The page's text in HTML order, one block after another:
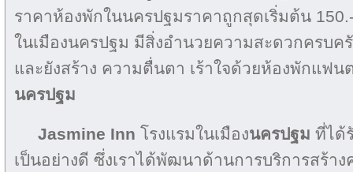
ราคาห้องพักในนครปฐมราคาถูกสุดเริ่มต้น
ในเมืองนครปฐม มีสิ่งอำนวยความสะดวกครบค
และยังสร้าง ความตื่นตา เร้าใจด้วยห้องพักแฟ
นครปฐม
Jasmine Inn โรงแรมในเมืองนครปฐม ที่ได้
เป็นอย่างดี ซึ่งเราได้พัฒนาด้านการบริการสร้า